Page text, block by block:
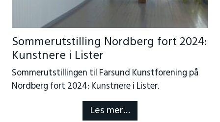
Sommerutstilling Nordberg fort 2024:
Kunstnere i Lister
Sommerutstillingen til Farsund Kunstforening på
Nordberg fort 2024: Kunstnere i Lister.
Les mer…